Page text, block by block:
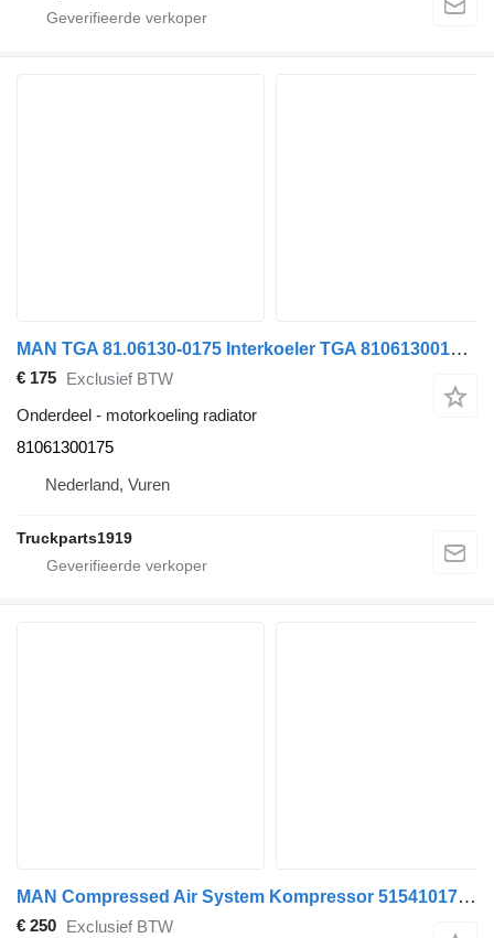
MAN TGA 81.06130-0175 Interkoeler TGA 81061300175 motorkoeling radiator voor vrachtwagen
€ 175 Exclusief BTW
Onderdeel - motorkoeling radiator
81061300175
Nederland, Vuren
Truckparts1919
MAN Compressed Air System Kompressor 51541017247 pneumatische compressor voor vrachtwagen
€ 250 Exclusief BTW